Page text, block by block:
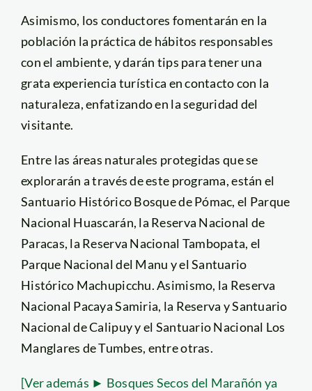
Asimismo, los conductores fomentarán en la
población la práctica de hábitos responsables
con el ambiente, y darán tips para tener una
grata experiencia turística en contacto con la
naturaleza, enfatizando en la seguridad del
visitante.
Entre las áreas naturales protegidas que se
explorarán a través de este programa, están el
Santuario Histórico Bosque de Pómac, el Parque
Nacional Huascarán, la Reserva Nacional de
Paracas, la Reserva Nacional Tambopata, el
Parque Nacional del Manu y el Santuario
Histórico Machupicchu. Asimismo, la Reserva
Nacional Pacaya Samiria, la Reserva y Santuario
Nacional de Calipuy y el Santuario Nacional Los
Manglares de Tumbes, entre otras.
[Ver además ► Bosques Secos del Marañón ya